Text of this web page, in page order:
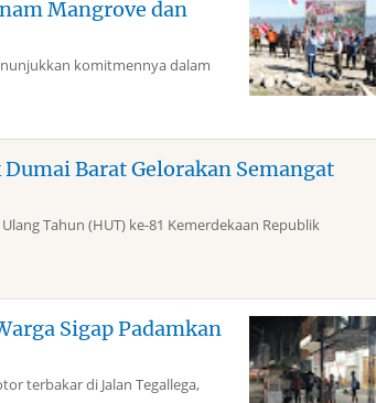
Mangrove dan
komitmennya dalam
Barat Gelorakan Semangat
Tahun (HUT) ke-81 Kemerdekaan Republik
Sigap Padamkan
terbakar di Jalan Tegallega,